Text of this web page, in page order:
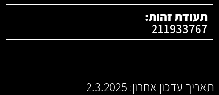
תעודת זהות:
211933767
תאריך עדכון אחרון: 2.3.2025